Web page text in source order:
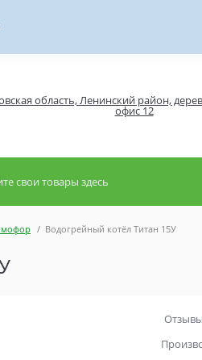
область, Ленинский район,
офис 12
Водогрейный котёл Титан 15У